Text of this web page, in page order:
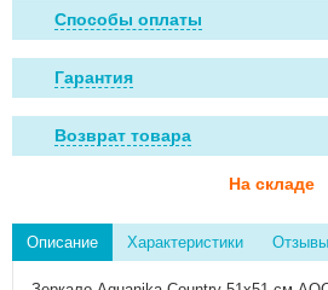
Способы оплаты
Гарантия
Возврат товара
На складе
Описание Характеристики Отзывы